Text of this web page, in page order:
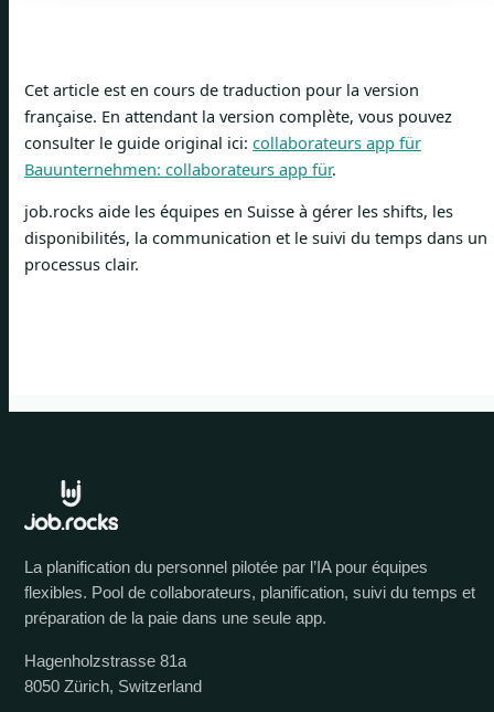
Cet article est en cours de traduction pour la version
française. En attendant la version complète, vous pouvez
consulter le guide original ici: collaborateurs app für
Bauunternehmen: collaborateurs app für.
job.rocks aide les équipes en Suisse à gérer les shifts, les
disponibilités, la communication et le suivi du temps dans un
processus clair.
La planification du personnel pilotée par l’IA pour équipes
flexibles. Pool de collaborateurs, planification, suivi du temps et
préparation de la paie dans une seule app.
Hagenholzstrasse 81a
8050 Zürich, Switzerland